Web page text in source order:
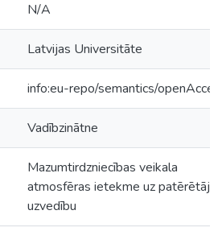
N/A
Latvijas Universitāte
info:eu-repo/semantics/
Vadībzinātne
Mazumtirdzniecības veikala
atmosfēras ietekme uz patērētāju
uzvedību